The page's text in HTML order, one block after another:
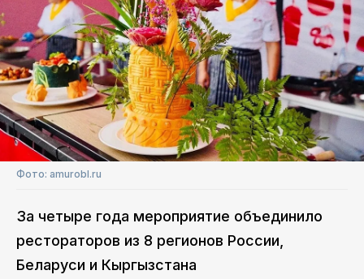
Фото: amurobl.ru
За четыре года мероприятие объединило
рестораторов из 8 регионов России,
Беларуси и Кыргызстана